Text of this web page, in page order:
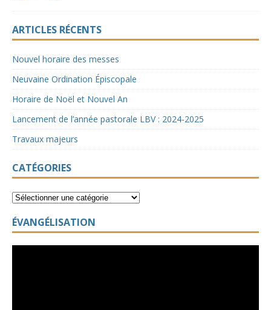
ARTICLES RÉCENTS
Nouvel horaire des messes
Neuvaine Ordination Épiscopale
Horaire de Noël et Nouvel An
Lancement de l’année pastorale LBV : 2024-2025
Travaux majeurs
CATÉGORIES
ÉVANGÉLISATION